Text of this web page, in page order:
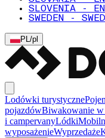
SLOVENIA -
SWEDEN -
PL/pl
Lodówki turystyczne
pojazdówBiwakowanie w
i campervanyLódki
wyposażenieWyprzedaże